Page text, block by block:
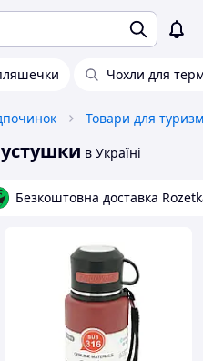
Чохли для
Товари для
в Україні
Безкоштовна доставка